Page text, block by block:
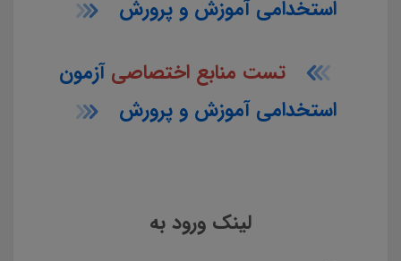
استخدامی آموزش و پرورش
تست منابع اختصاصی آزمون
استخدامی آموزش و پرورش
لینک ورود به